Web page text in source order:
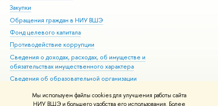
Мы используем файлы cookies для улучшения работы сайта
НИУ ВШЭ и большего удобства его использования. Более
Закупки
Обращения граждан в НИУ ВШЭ
Фонд целевого капитала
Противодействие коррупции
Сведения о доходах, расходах, об имуществе и
обязательствах имущественного характера
Сведения об образовательной организации
Людям с ограниченными возможностями здоровья
Единая платежная страница